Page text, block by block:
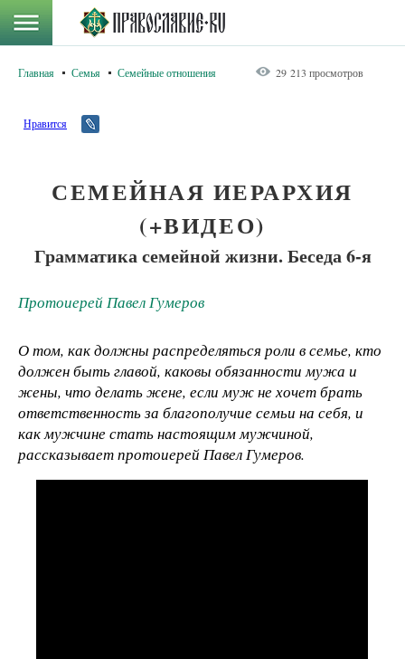
Главная Семья Семейные отношения 29 213 просмотров
Нравится
СЕМЕЙНАЯ ИЕРАРХИЯ
(+ВИДЕО)
Грамматика семейной жизни. Беседа 6-я
Протоиерей Павел Гумеров
О том, как должны распределяться роли в семье, кто
должен быть главой, каковы обязанности мужа и
жены, что делать жене, если муж не хочет брать
ответственность за благополучие семьи на себя, и
как мужчине стать настоящим мужчиной,
рассказывает протоиерей Павел Гумеров.